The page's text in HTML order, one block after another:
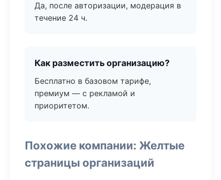
Да, после авторизации, модерация в
течение 24 ч.
Как разместить организацию?
Бесплатно в базовом тарифе,
премиум — с рекламой и
приоритетом.
Похожие компании: Желтые
страницы организаций